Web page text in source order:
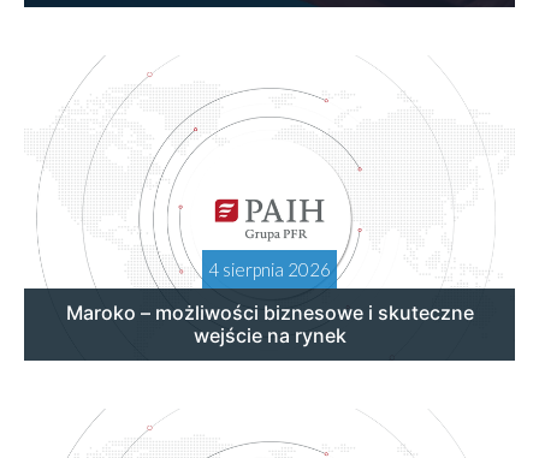
4 sierpnia 2026
Maroko – możliwości biznesowe i skuteczne
wejście na rynek